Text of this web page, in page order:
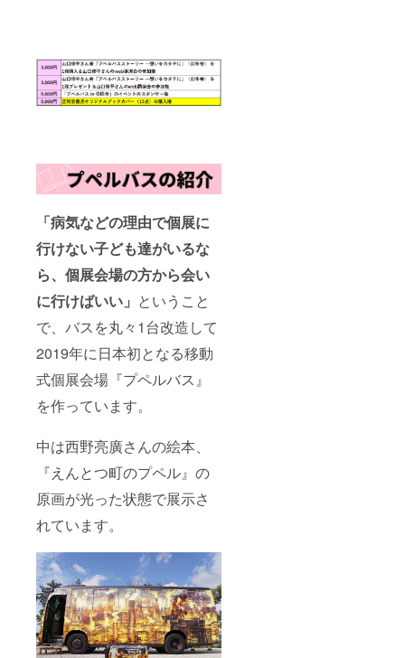
「病気などの理由で個展に
行けない子ども達がいるな
ら、個展会場の方から会い
に行けばいい」 ということ
で、バスを丸々1台改造して
2019年に日本初となる移動
式個展会場『プペルバス』
を作っています。
中は西野亮廣さんの絵本、
『えんとつ町のプペル』の
原画が光った状態で展示さ
れています。